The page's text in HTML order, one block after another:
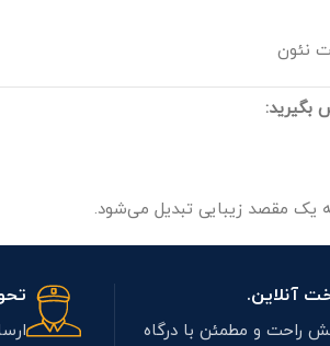
نئون
بگیرید:
یک مقصد زیبایی تبدیل می‌شود.
آنلاین.
راحت و مطمئن با درگاه